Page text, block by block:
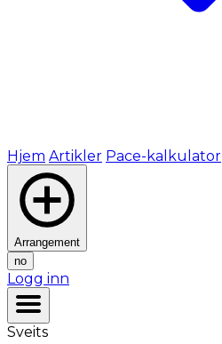
Hjem Artikler Pace-kalkulator
Arrangement
no
Logg inn
Sveits